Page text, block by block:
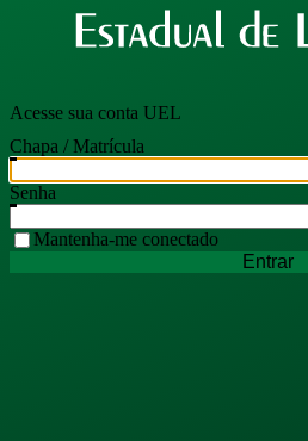
Acesse sua conta UEL
Chapa / Matrícula
Senha
Mantenha-me conectado
Entrar